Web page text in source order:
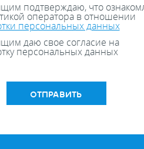
подтверждаю, что
оператора в отношении
персональных данных
даю свое согласие на
персональных данных
ОТПРАВИТЬ